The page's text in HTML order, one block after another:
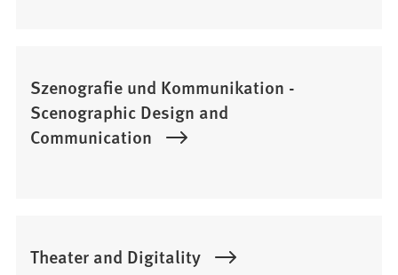
Szenografie und Kommunikation -
Scenographic Design and
Communication
Theater and Digitality